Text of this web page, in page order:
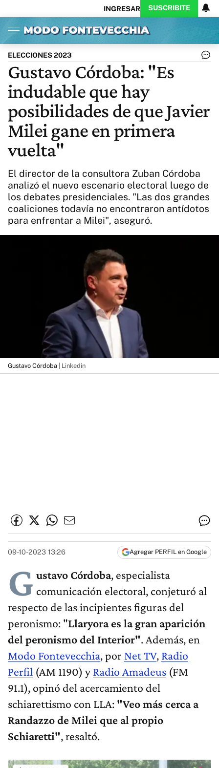
INGRESAR SUSCRIBITE
Inicio Ahora
Opinión
Política
Ciencia
Cultura
Arte
Educación
Internacional
Clima
CARAS
Exitoina
Videos
Córdoba
Reperfilar
Business
Noticias
Caras
Diario del Juicio
Actualidad
ELECCIONES 2023
Gustavo Córdoba: "Es
indudable que hay
posibilidades de que Javier
Milei gane en primera
vuelta"
El director de la consultora Zuban Córdoba
analizó el nuevo escenario electoral luego de
los debates presidenciales. "Las dos grandes
coaliciones todavía no encontraron antídotos
para enfrentar a Milei", aseguró.
Gustavo Córdoba | Linkedin
09-10-2023 13:26 Agregar PERFIL en Google
G ustavo Córdoba, especialista
comunicación electoral, conjeturó al
respecto de las incipientes figuras del
peronismo: "Llaryora es la gran aparición
del peronismo del Interior". Además, en
Modo Fontevecchia, por Net TV, Radio
Perfil (AM 1190) yRadio Amadeus (FM
91.1), opinó del acercamiento del
schiarettismo con LLA: "Veo más cerca a
Randazzo de Milei que al propio
Schiaretti", resaltó.